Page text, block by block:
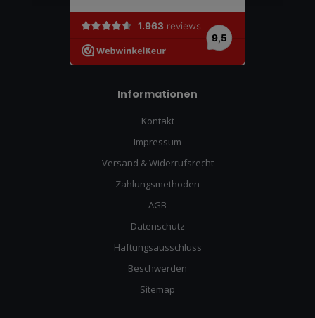
Informationen
Kontakt
Impressum
Versand & Widerrufsrecht
Zahlungsmethoden
AGB
Datenschutz
Haftungsausschluss
Beschwerden
Sitemap